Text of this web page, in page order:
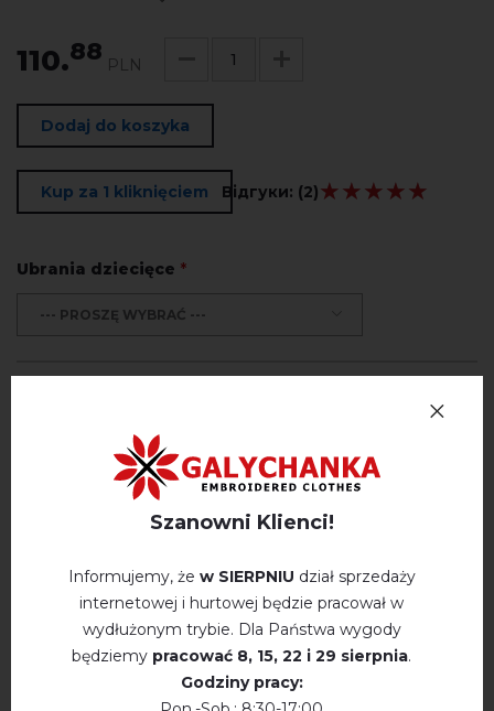
110.88 PLN
Dodaj do koszyka
Kup za 1 kliknięciem Відгуки: (2)★★★★★
★★★★★
Ubrania dziecięce *
--- PROSZĘ WYBRAĆ ---
Płatność i dostawa
Polityka prywatności
OPINIE O RANKOVA ROSA (RÓŻOWY)
Szanowni Klienci!
Informujemy, że w SIERPNIU dział sprzedaży
internetowej i hurtowej będzie pracował w
wydłużonym trybie. Dla Państwa wygody
będziemy pracować 8, 15, 22 і 29 sierpnia.
Godziny pracy: